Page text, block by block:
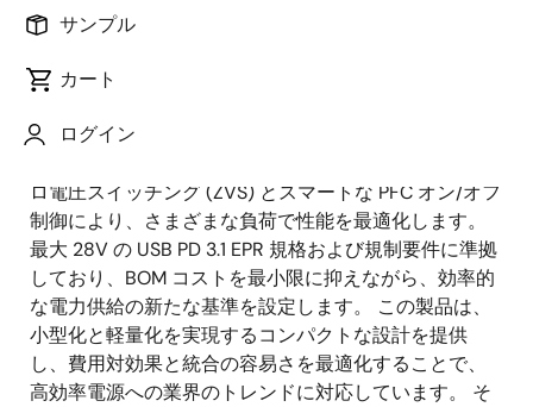
サンプル
カート
ログイン
要
説
と高度なUSB PD製品ポートフォリオを特長とし、シス
ロ電圧スイッチング (ZVS) とスマートな PFC オン/オフ
制御により、さまざまな負荷で性能を最適化します。
最大 28V の USB PD 3.1 EPR 規格および規制要件に準拠
しており、BOM コストを最小限に抑えながら、効率的
な電力供給の新たな基準を設定します。 この製品は、
小型化と軽量化を実現するコンパクトな設計を提供
し、費用対効果と統合の容易さを最適化することで、
高効率電源への業界のトレンドに対応しています。 そ